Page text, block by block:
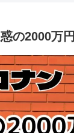
の2000万円